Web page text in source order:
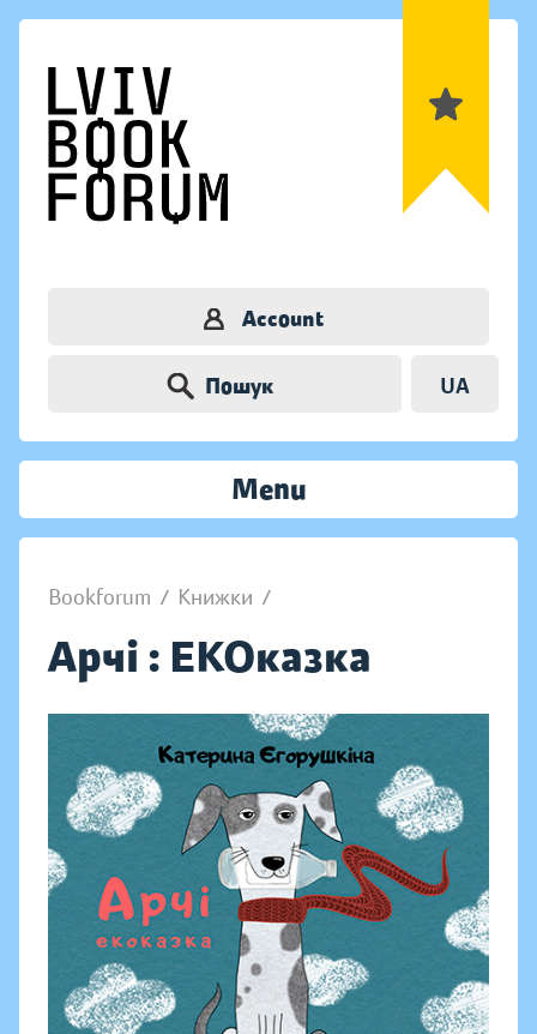
Account
Пошук UA
Menu
Bookforum / Книжки /
Арчі : ЕКОказка